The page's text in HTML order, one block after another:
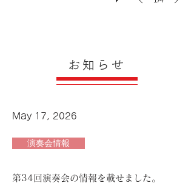
お知らせ
May 17, 2026
演奏会情報
第34回演奏会の情報を載せました。